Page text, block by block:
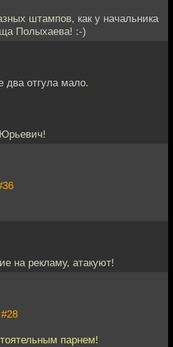
штампов, как у начальника
Полыхаева! :-)
два отгула мало.
на рекламу, атакуют!
#28
парнем!